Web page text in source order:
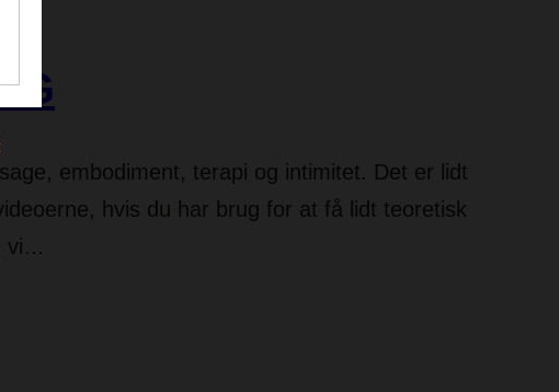
embodiment, terapi og intimitet. Det er lidt
hvis du har brug for at få lidt teoretisk
vi…